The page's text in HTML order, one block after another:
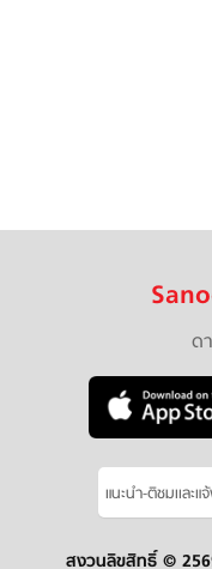
ด
แนะนำ-ติชมเเละ
สงวนลิขสิทธิ์ ©